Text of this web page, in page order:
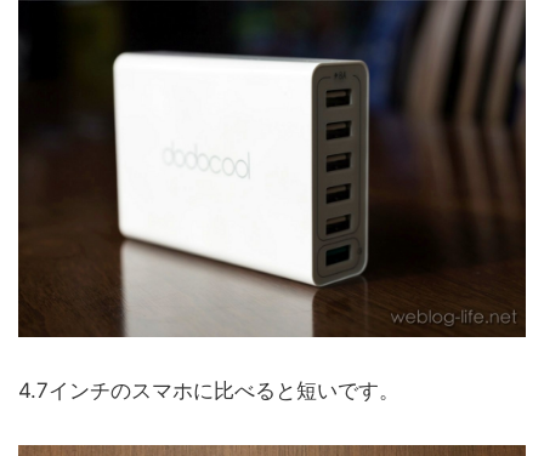
4.7インチのスマホに比べると短いです。